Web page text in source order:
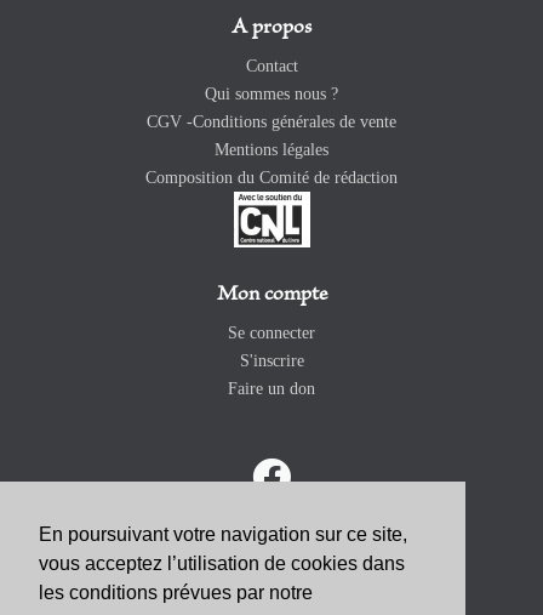
En poursuivant votre navigation sur ce site,
vous acceptez l’utilisation de cookies dans
les conditions prévues par notre
A propos
Contact
Qui sommes nous ?
CGV -Conditions générales de vente
Mentions légales
Composition du Comité de rédaction
Mon compte
Se connecter
S'inscrire
Faire un don
ABONNEZ-VOUS